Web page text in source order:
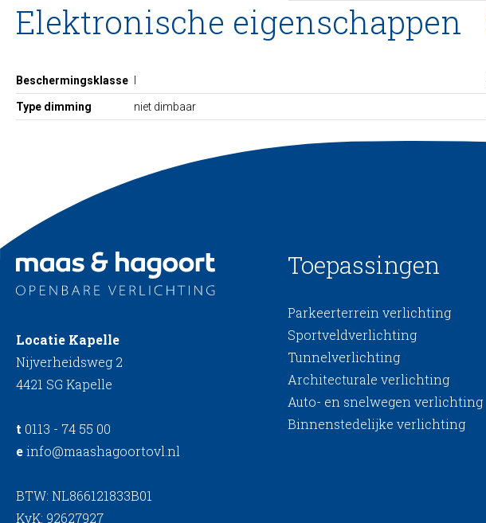
Elektronische eigenschappen
Beschermingsklasse
Type dimming niet dimbaar
Locatie Kapelle
Nijverheidsweg 2
4421 SG Kapelle
t 0113 - 74 55 00
einfo@maashagoortovl.nl
BTW: NL866121833B01
KvK: 92627927
Toepassingen
Parkeerterrein verlichting
Sportveldverlichting
Tunnelverlichting
Architecturale verlichting
Auto- en snelwegen verlichting
Binnenstedelijke verlichting